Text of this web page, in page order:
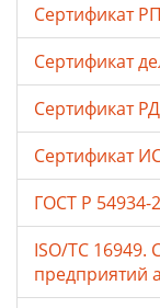
Сертификат
Сертификат
Сертификат
Сертификат
ГОСТ Р 54934-
ISO/TC 16949.
предприятий